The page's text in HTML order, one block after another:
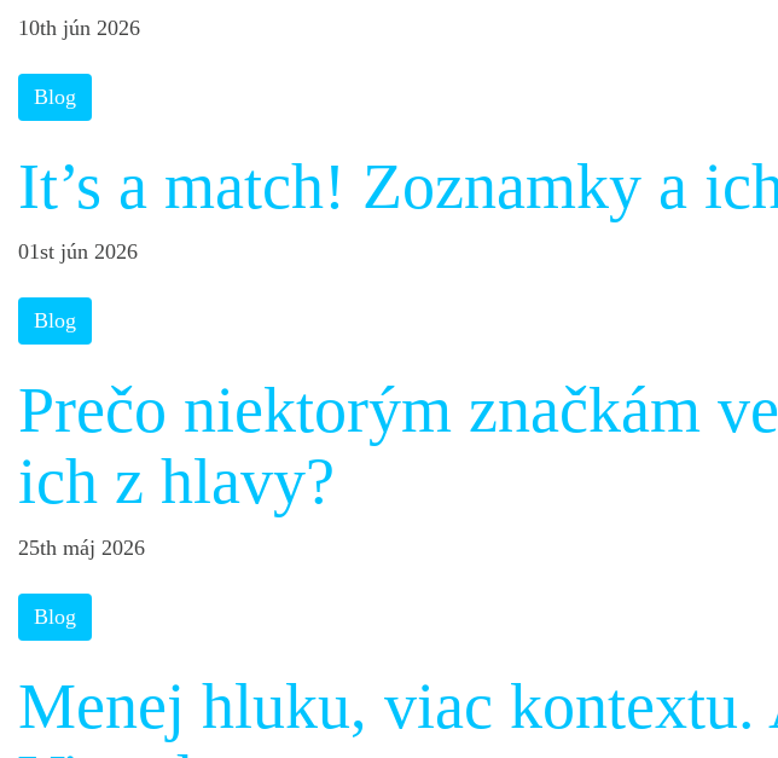
10th jún 2026
Blog
It’s a match! Zoznamky a
01st jún 2026
Blog
Prečo niektorým značkám
ich z hlavy?
25th máj 2026
Blog
Menej hluku, viac